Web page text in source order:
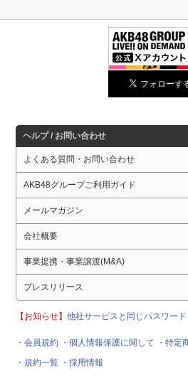
ヘルプ / お問い合わせ
よくある質問・お問い合わせ
AKB48グループご利用ガイド
メールマガジン
会社概要
事業提携・事業譲渡(M&A)
プレスリリース
【お知らせ】他社サービスと同じパスワー
・会員規約 ・個人情報保護に関して
・特定
・規約一覧 ・採用情報